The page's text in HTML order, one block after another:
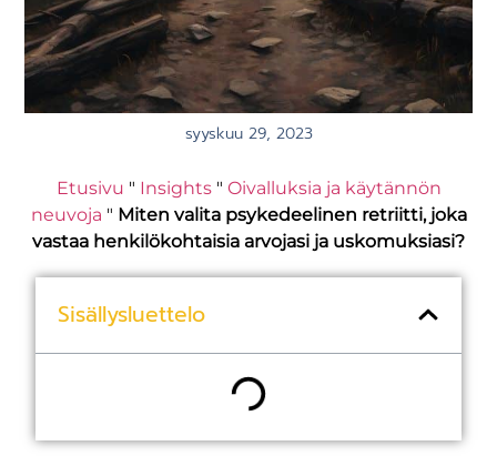
syyskuu 29, 2023
Etusivu " Insights" Oivalluksia ja käytännön
neuvoja " Miten valita psykedeelinen retriitti, joka
vastaa henkilökohtaisia arvojasi ja uskomuksiasi?
Sisällysluettelo